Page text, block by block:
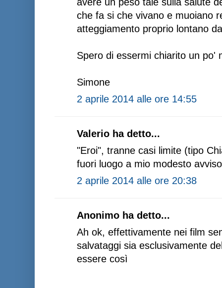
che fa si che vivano e muoiano
atteggiamento proprio lontano
Spero di essermi chiarito un po'
Simone
2 aprile 2014 alle ore 14:55
Valerio ha detto...
"Eroi", tranne casi limite (tipo
fuori luogo a mio modesto
2 aprile 2014 alle ore 20:38
Anonimo ha detto...
Ah ok, effettivamente nei film
salvataggi sia esclusivamente
essere così